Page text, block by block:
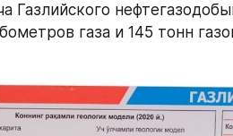
Газлийского
газа и 145 тонн